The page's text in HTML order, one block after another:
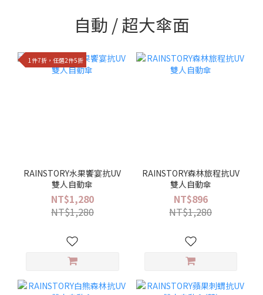
自動 / 超大傘面
1件7折，任選2件5折
RAINSTORY水果饗宴抗UV
雙人自動傘
NT$1,280
NT$1,280
RAINSTORY森林旅程抗UV
雙人自動傘
NT$896
NT$1,280